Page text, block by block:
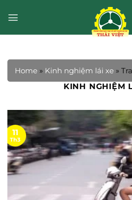
qua
Home » Kinh nghiệm lái xe »
KINH NGHIỆM
11
Th3